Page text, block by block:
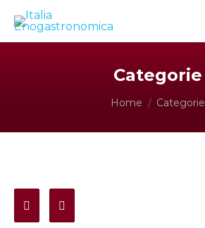
Categorie
Tu sei qui:
Home Categorie